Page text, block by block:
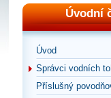
Úvodní
Úvod
Správci vodních
Příslušný